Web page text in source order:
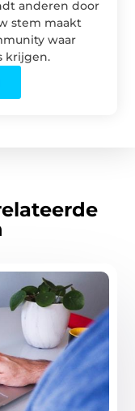
anderen door
stem maakt
waar
krijgen.